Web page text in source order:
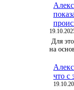
Для
на
что с